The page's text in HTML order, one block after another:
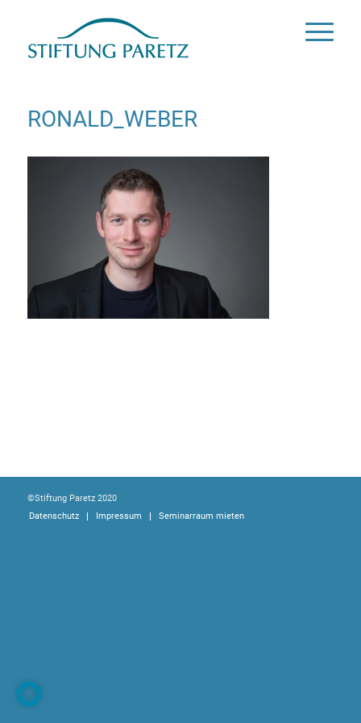
RONALD_WEBER
©Stiftung Paretz 2020
Datenschutz
Impressum Seminarraum mieten